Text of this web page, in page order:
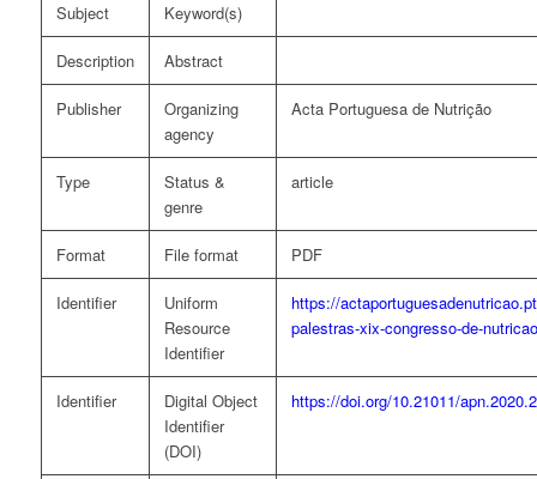
Subject Keyword(s)
Description Abstract
Publisher
Organizing
agency
Acta Portuguesa de Nutrição
Type
Status &
genre
article
Format File format PDF
Identifier
Uniform
Resource
Identifier
https://
palestras-xix-congresso-de-
Identifier
Digital Object
Identifier
(DOI)
https://doi.org/10.21011/